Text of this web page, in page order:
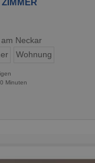
Neckar
Wohnung
Minuten